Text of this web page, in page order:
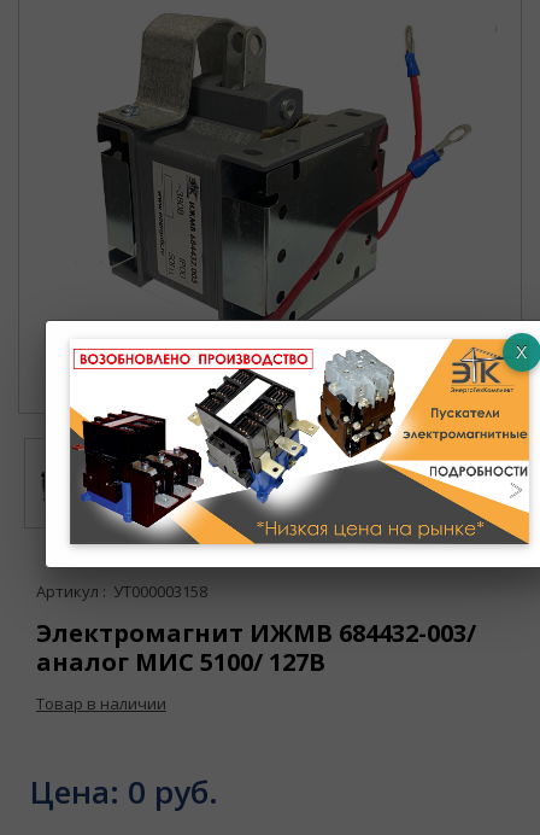
Артикул : УТ000003158
Электромагнит ИЖМВ 684432-003/
аналог МИС 5100/ 127В
Товар в наличии
Цена: 0 руб.